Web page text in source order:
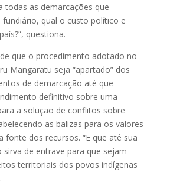
todas as demarcações que
qual o custo político e
questiona.
que o procedimento adotado no
Mangaratu seja “apartado” dos
de demarcação até que
definitivo sobre uma
a solução de conflitos sobre
as balizas para os valores
fonte dos recursos. “E que até sua
sirva de entrave para que sejam
territoriais dos povos indígenas